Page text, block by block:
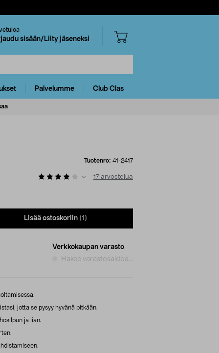
sisään/Liity jäseneksi
Palvelumme Club Clas
Tuotenro: 41-2417
17 arvostelua
Lisää ostoskoriin (1)
Verkkokaupan varasto
Hakee varastosaldoa...
jotta se pysyy hyvänä pitkään.
ja lian.